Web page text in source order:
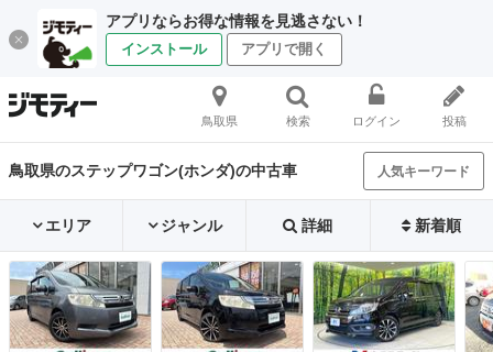
アプリならお得な情報を見逃さない！
インストール アプリで開く
鳥取県 検索 ログイン 投稿
鳥取県のステップワゴン(ホンダ)の中古車 人気キーワード
エリア ジャンル 詳細 新着順